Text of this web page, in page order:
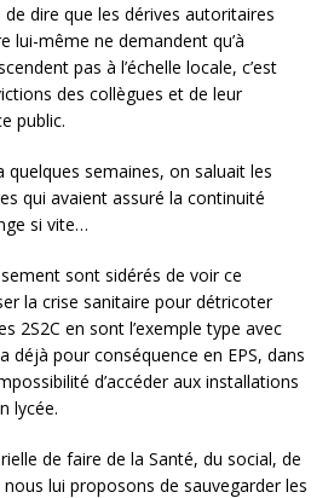
dire que les dérives autoritaires
lui-même ne demandent qu’à
pas à l’échelle locale, c’est
des collègues et de leur
public.
quelques semaines, on saluait les
qui avaient assuré la continuité
si vite…
sont sidérés de voir ce
la crise sanitaire pour détricoter
2S2C en sont l’exemple type avec
déjà pour conséquence en EPS, dans
d’accéder aux installations
lycée.
de faire de la Santé, du social, de
lui proposons de sauvegarder les